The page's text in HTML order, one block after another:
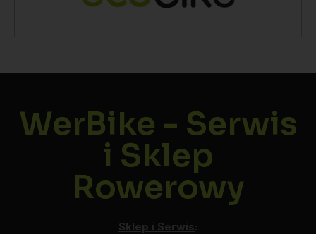
WerBike - Serwis
i Sklep
Rowerowy
Sklep i Serwis: